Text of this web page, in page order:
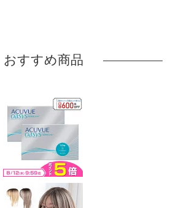
おすすめ商品